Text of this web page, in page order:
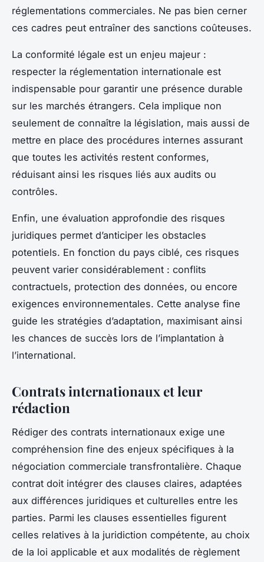
réglementations commerciales. Ne pas bien cerner
ces cadres peut entraîner des sanctions coûteuses.
La conformité légale est un enjeu majeur :
respecter la réglementation internationale est
indispensable pour garantir une présence durable
sur les marchés étrangers. Cela implique non
seulement de connaître la législation, mais aussi de
mettre en place des procédures internes assurant
que toutes les activités restent conformes,
réduisant ainsi les risques liés aux audits ou
contrôles.
Enfin, une évaluation approfondie des risques
juridiques permet d’anticiper les obstacles
potentiels. En fonction du pays ciblé, ces risques
peuvent varier considérablement : conflits
contractuels, protection des données, ou encore
exigences environnementales. Cette analyse fine
guide les stratégies d’adaptation, maximisant ainsi
les chances de succès lors de l’implantation à
l’international.
Contrats internationaux et leur
rédaction
Rédiger des contrats internationaux exige une
compréhension fine des enjeux spécifiques à la
négociation commerciale transfrontalière. Chaque
contrat doit intégrer des clauses claires, adaptées
aux différences juridiques et culturelles entre les
parties. Parmi les clauses essentielles figurent
celles relatives à la juridiction compétente, au choix
de la loi applicable et aux modalités de règlement